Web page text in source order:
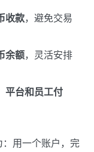
收款，避免交易
余额，灵活安排
平台和员工付
用一个账户，完